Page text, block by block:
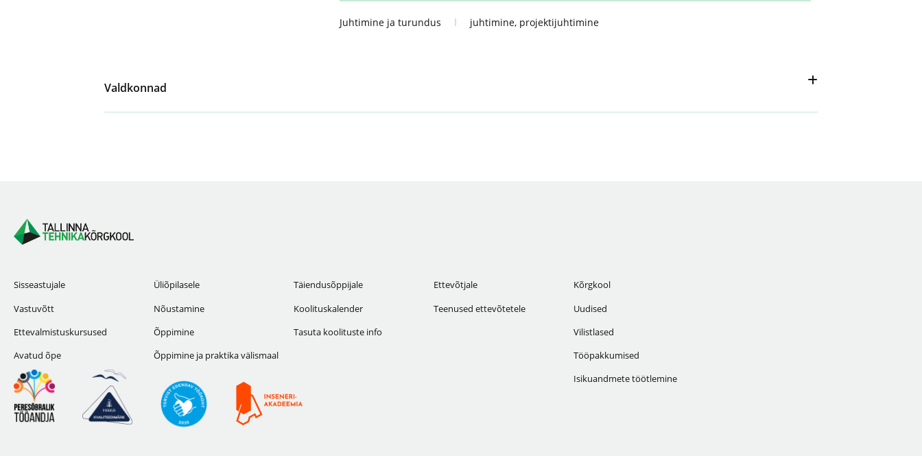
Juhtimine ja turundus juhtimine, projektijuhtimine
Valdkonnad
Sisseastujale
Vastuvõtt
Ettevalmistuskursused
Avatud õpe
Üliõpilasele
Nõustamine
Õppimine
Õppimine ja praktika välismaal
Täiendusõppijale
Koolituskalender
Tasuta koolituste info
Ettevõtjale
Teenused ettevõtetele
Kõrgkool
Uudised
Vilistlased
Tööpakkumised
Isikuandmete töötlemine